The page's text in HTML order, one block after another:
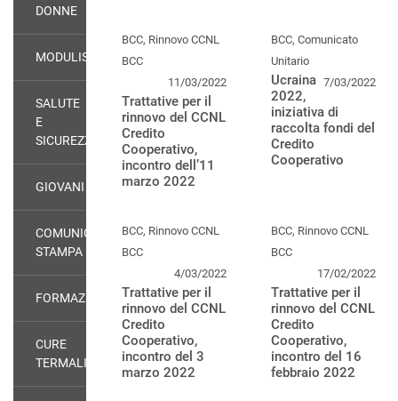
DONNE
MODULISTICA
SALUTE
E
SICUREZZA
GIOVANI
COMUNICATI
STAMPA
FORMAZIONE
CURE
TERMALI
BCC, Rinnovo CCNL
BCC
11/03/2022
Trattative per il
rinnovo del CCNL
Credito
Cooperativo,
incontro dell’11
marzo 2022
BCC, Comunicato
Unitario
7/03/2022
Ucraina
2022,
iniziativa di
raccolta fondi del
Credito
Cooperativo
BCC, Rinnovo CCNL
BCC
4/03/2022
Trattative per il
rinnovo del CCNL
Credito
Cooperativo,
incontro del 3
marzo 2022
BCC, Rinnovo CCNL
BCC
17/02/2022
Trattative per il
rinnovo del CCNL
Credito
Cooperativo,
incontro del 16
febbraio 2022